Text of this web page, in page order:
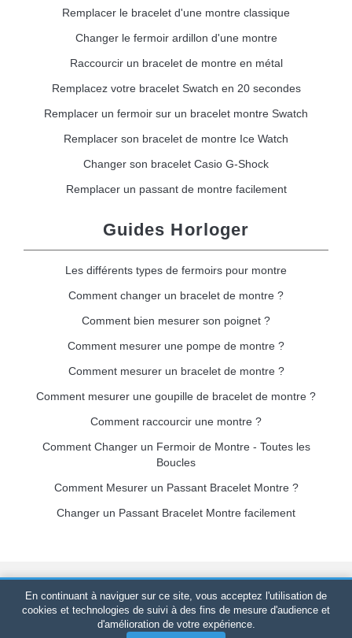
Remplacer le bracelet d'une montre classique
Changer le fermoir ardillon d'une montre
Raccourcir un bracelet de montre en métal
Remplacez votre bracelet Swatch en 20 secondes
Remplacer un fermoir sur un bracelet montre Swatch
Remplacer son bracelet de montre Ice Watch
Changer son bracelet Casio G-Shock
Remplacer un passant de montre facilement
Guides Horloger
Les différents types de fermoirs pour montre
Comment changer un bracelet de montre ?
Comment bien mesurer son poignet ?
Comment mesurer une pompe de montre ?
Comment mesurer un bracelet de montre ?
Comment mesurer une goupille de bracelet de montre ?
Comment raccourcir une montre ?
Comment Changer un Fermoir de Montre - Toutes les
Boucles
Comment Mesurer un Passant Bracelet Montre ?
Changer un Passant Bracelet Montre facilement
Bracelet-de-montre.com© 2026Tous droits réservés-SIRET
520 247 727 000 57 -Plateforme Juridique : BP 20075 - 31121
PORTET PDC - France Métropolitaine-Vente en ligne
En continuant à naviguer sur ce site, vous acceptez l'utilisation de
cookies et technologies de suivi à des fins de mesure d'audience et
d'amélioration de votre expérience.